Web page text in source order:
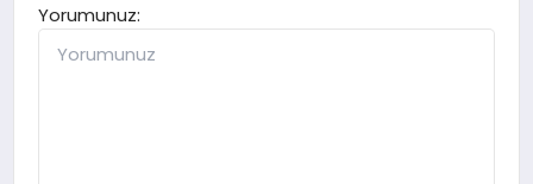
Yorumunuz: